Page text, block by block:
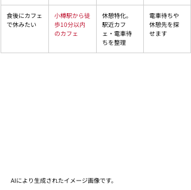
食後にカフェ
で休みたい
小樽駅から徒
歩10分以内
のカフェ
休憩特化。
駅近カフ
ェ・電車待
ちを整理
電車待ちや
休憩先を探
せます
AIにより生成されたイメージ画像です。